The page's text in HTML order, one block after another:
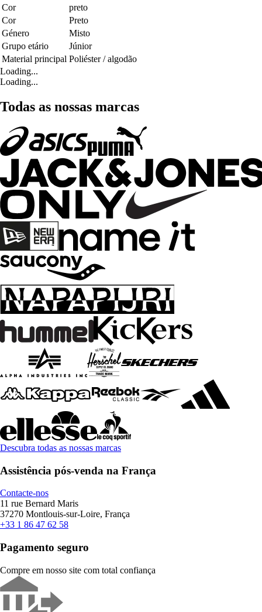
Cor
preto
Cor
Preto
Género
Misto
Grupo etário
Júnior
Material principal Poliéster / algodão
Loading...
Loading...
Todas as nossas marcas
Descubra todas as nossas marcas
Assistência pós-venda na França
Contacte-nos
11 rue Bernard Maris
37270 Montlouis-sur-Loire, França
+33 1 86 47 62 58
Pagamento seguro
Compre em nosso site com total confiança